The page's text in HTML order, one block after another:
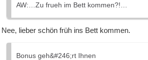
AW:…Zu frueh im Bett kommen?!…
Nee, lieber schön früh ins Bett kommen.
Bonus geh&#246;rt Ihnen